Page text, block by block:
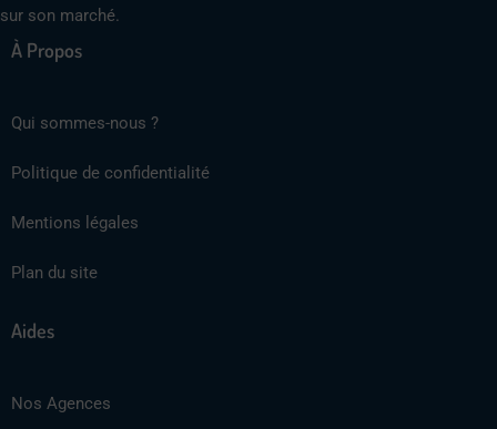
sur son marché.
À Propos
Qui sommes-nous ?
Politique de confidentialité
Mentions légales
Plan du site
Aides
Nos Agences